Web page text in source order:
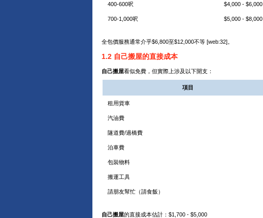
400-600呎 $4,000 - $6,000
700-1,000呎 $5,000 - $8,000
全包價服務通常介乎$6,800至$12,000不等 [web:32]。
1.2 自己搬屋的直接成本
自己搬屋看似免費，但實際上涉及以下開支：
項目
租用貨車
汽油費
隧道費/過橋費
泊車費
包裝物料
搬運工具
請朋友幫忙（請食飯）
自己搬屋的直接成本估計：$1,700 - $5,000